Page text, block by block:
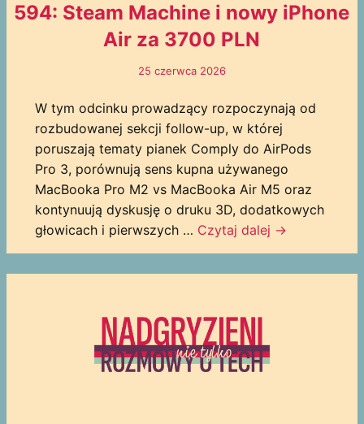
594: Steam Machine i nowy iPhone
Air za 3700 PLN
25 czerwca 2026
W tym odcinku prowadzący rozpoczynają od
rozbudowanej sekcji follow-up, w której
poruszają tematy pianek Comply do AirPods
Pro 3, porównują sens kupna używanego
MacBooka Pro M2 vs MacBooka Air M5 oraz
kontynuują dyskusję o druku 3D, dodatkowych
głowicach i pierwszych … Czytaj dalej →